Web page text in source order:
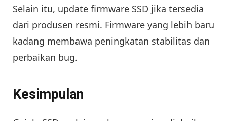
Selain itu, update firmware SSD jika tersedia
dari produsen resmi. Firmware yang lebih baru
kadang membawa peningkatan stabilitas dan
perbaikan bug.
Kesimpulan